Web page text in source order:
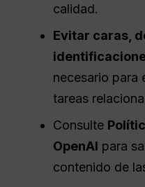
calidad.
Evitar caras,
necesario para
tareas
Consulte
OpenAI para
contenido de